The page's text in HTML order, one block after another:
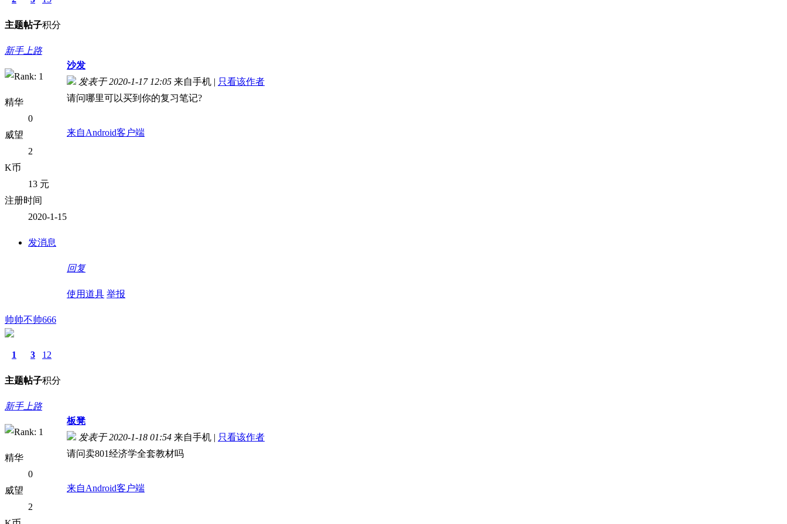
主题帖子积分
新手上路
精华
0
威望
2
K币
13 元
注册时间
2020-1-15
发消息
沙发
发表于 2020-1-17 12:05 来自手机 | 只看该作者
请问哪里可以买到你的复习笔记?
来自Android客户端
回复
使用道具 举报
帅帅不帅666
1
主题
3
帖子
12
积分
新手上路
精华
0
威望
2
板凳
发表于 2020-1-18 01:54 来自手机 | 只看该作者
请问卖801经济学全套教材吗
来自Android客户端